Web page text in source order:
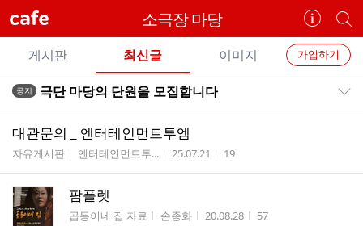
cafe 소극장 마당
카
페
정
보
개
별
카
페
검
카
페
메
뉴
가입하기
게시판 최신글 이미지
전
글
트
공지 극단 마당의 단원을 모집합니다
대관문의 _ 엔터테인먼트투엠
게시판명
자유게시판 작성자
엔터테인먼트투... 작성시간
25.07.21 조회수
19
팜플렛
게시판명
곱등이네 집 자료 작성자
손종화 작성시간
20.08.28 조회수
57